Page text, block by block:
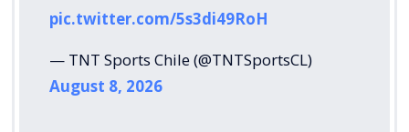
pic.twitter.com/5s3di49RoH
— TNT Sports Chile (@TNTSportsCL)
August 8, 2026